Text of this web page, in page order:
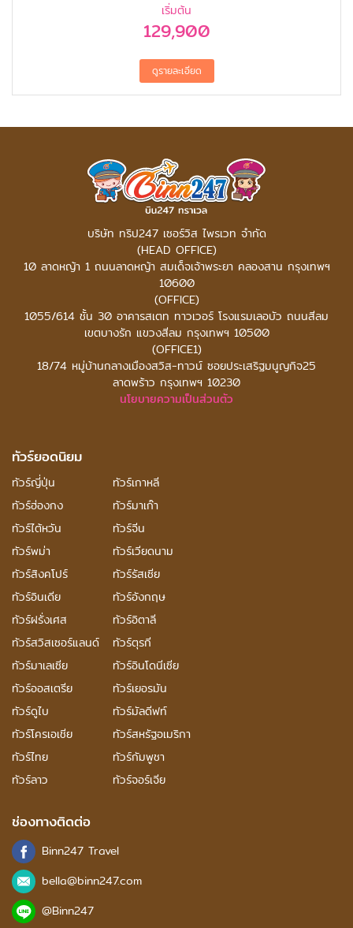
เริ่มต้น
129,900
บริษัท ทริป247 เซอร์วิส ไพรเวท จำกัด
(HEAD OFFICE)
10 ลาดหญ้า 1 ถนนลาดหญ้า สมเด็จเจ้าพระยา คลองสาน กรุงเทพฯ
10600
(OFFICE)
1055/614 ชั้น 30 อาคารสเตท ทาวเวอร์ โรงแรมเลอบัว ถนนสีลม
เขตบางรัก แขวงสีลม กรุงเทพฯ 10500
(OFFICE1)
18/74 หมู่บ้านกลางเมืองสวิส-ทาวน์ ซอยประเสริฐมนูญกิจ25
ลาดพร้าว กรุงเทพฯ 10230
นโยบายความเป็นส่วนตัว
ทัวร์ยอดนิยม
ทัวร์ญี่ปุ่น
ทัวร์เกาหลี
ทัวร์ฮ่องกง
ทัวร์มาเก๊า
ทัวร์ไต้หวัน
ทัวร์จีน
ทัวร์พม่า
ทัวร์เวียดนาม
ทัวร์สิงคโปร์
ทัวร์รัสเซีย
ทัวร์อินเดีย
ทัวร์อังกฤษ
ทัวร์ฝรั่งเศส
ทัวร์อิตาลี
ทัวร์สวิสเซอร์แลนด์
ทัวร์ตุรกี
ทัวร์มาเลเซีย
ทัวร์อินโดนีเซีย
ทัวร์ออสเตรีย
ทัวร์เยอรมัน
ทัวร์ดูไบ
ทัวร์มัลดีฟท์
ทัวร์โครเอเชีย
ทัวร์สหรัฐอเมริกา
ทัวร์ไทย
ทัวร์กัมพูชา
ทัวร์ลาว
ทัวร์จอร์เจีย
ช่องทางติดต่อ
Binn247 Travel
bella@binn247.com
@Binn247